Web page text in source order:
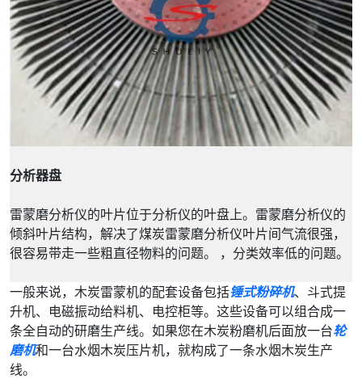
分析器盘
雷蒙磨分析仪的叶片位于分析仪的叶盘上。雷蒙磨分析仪的
倾斜叶片结构，解决了煤炭雷蒙磨分析仪叶片间气流很强，
很容易带走一些粗直径物料的问题。 ，分类效率低的问题。
一般来说，木炭雷蒙机的配套设备包括锤式粉碎机、斗式提
升机、电磁振动给料机、电控柜等。这些设备可以组合成一
条全自动的研磨生产线。如果您在木炭粉磨机后面放一台轮
磨机和一台水烟木炭压片机，就构成了一条水烟木炭生产
线。